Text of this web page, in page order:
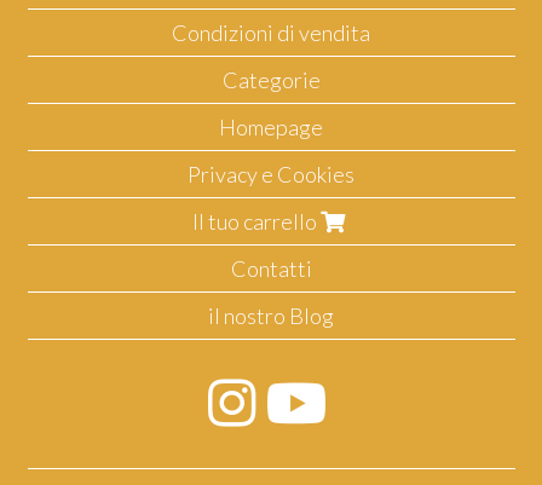
Condizioni di vendita
Categorie
Homepage
Privacy e Cookies
Il tuo carrello
Contatti
il nostro Blog